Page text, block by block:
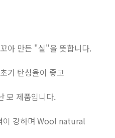
아 만든 "실"을 뜻합니다.
기 탄성율이 좋고
모 제품입니다.
이 강하며 Wool natural